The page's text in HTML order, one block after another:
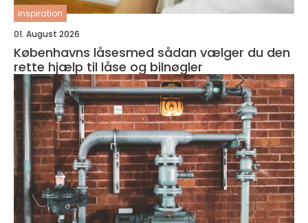
inspiration
01. August 2026
Københavns låsesmed sådan vælger du den
rette hjælp til låse og bilnøgler